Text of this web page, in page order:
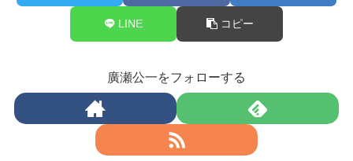
LINE コピー
廣瀬公一をフォローする